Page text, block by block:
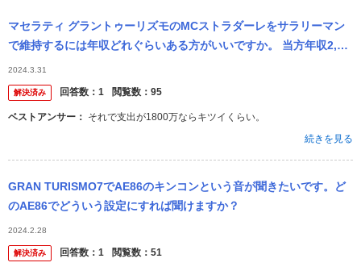
マセラティ グラントゥーリズモのMCストラダーレをサラリーマン
で維持するには年収どれぐらいある方がいいですか。 当方年収2,00
0万で独身です。 駐車場代は月4万です。 大阪市中央区在住です。
2024.3.31
解決済み 回答数： 1 閲覧数： 95
ベストアンサー： それで支出が1800万ならキツイくらい。
続きを見る
GRAN TURISMO7でAE86のキンコンという音が聞きたいです。ど
のAE86でどういう設定にすれば聞けますか？
2024.2.28
解決済み 回答数： 1 閲覧数： 51